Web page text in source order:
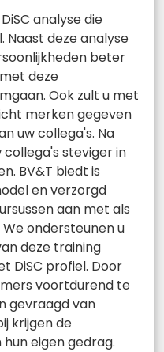
analyse die
Naast deze analyse
beter
deze
Ook zult u met
merken gegeven
uw collega's. Na
collega's steviger in
BV&T biedt is
en verzorgd
aan met als
ondersteunen u
deze training
DiSC profiel. Door
voortdurend te
gevraagd van
krijgen de
eigen gedrag.